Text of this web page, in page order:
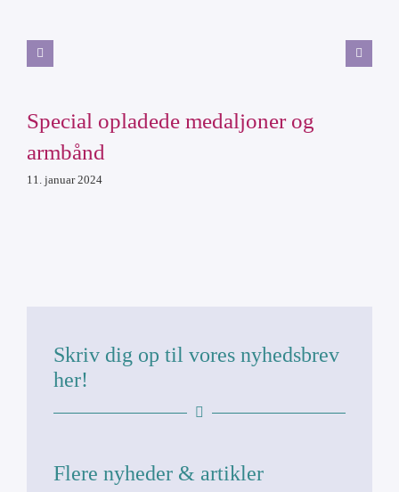
Special opladede medaljoner og
armbånd
11. januar 2024
Skriv dig op til vores nyhedsbrev
her!
Flere nyheder & artikler